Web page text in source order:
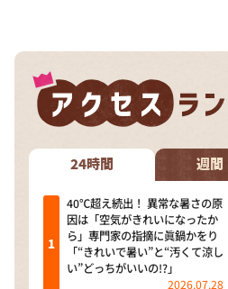
河合＆A.B.C-Z塚田×福井ア
（news おかえり）
DAIGOも台所 ～きょうの献立
本日はダイアンなり！シーズン
朝だ！生です旅サラダ
教えて！ニュースライブ 正
ＬＩＦＥ～夢のカタチ～
24時間 週間
40℃超え続出！ 異常な暑さの原
因は「空気がきれいになったか
ら」専門家の指摘に眞鍋かをり
「“きれいで暑い”と“汚くて涼し
い”どっちがいいの!?」
2026.07.28